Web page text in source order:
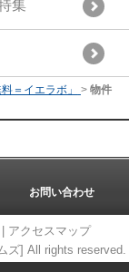
集
＝イエラボ」 > 物件
お問い合わせ
アクセスマップ
ズ] All rights reserved.